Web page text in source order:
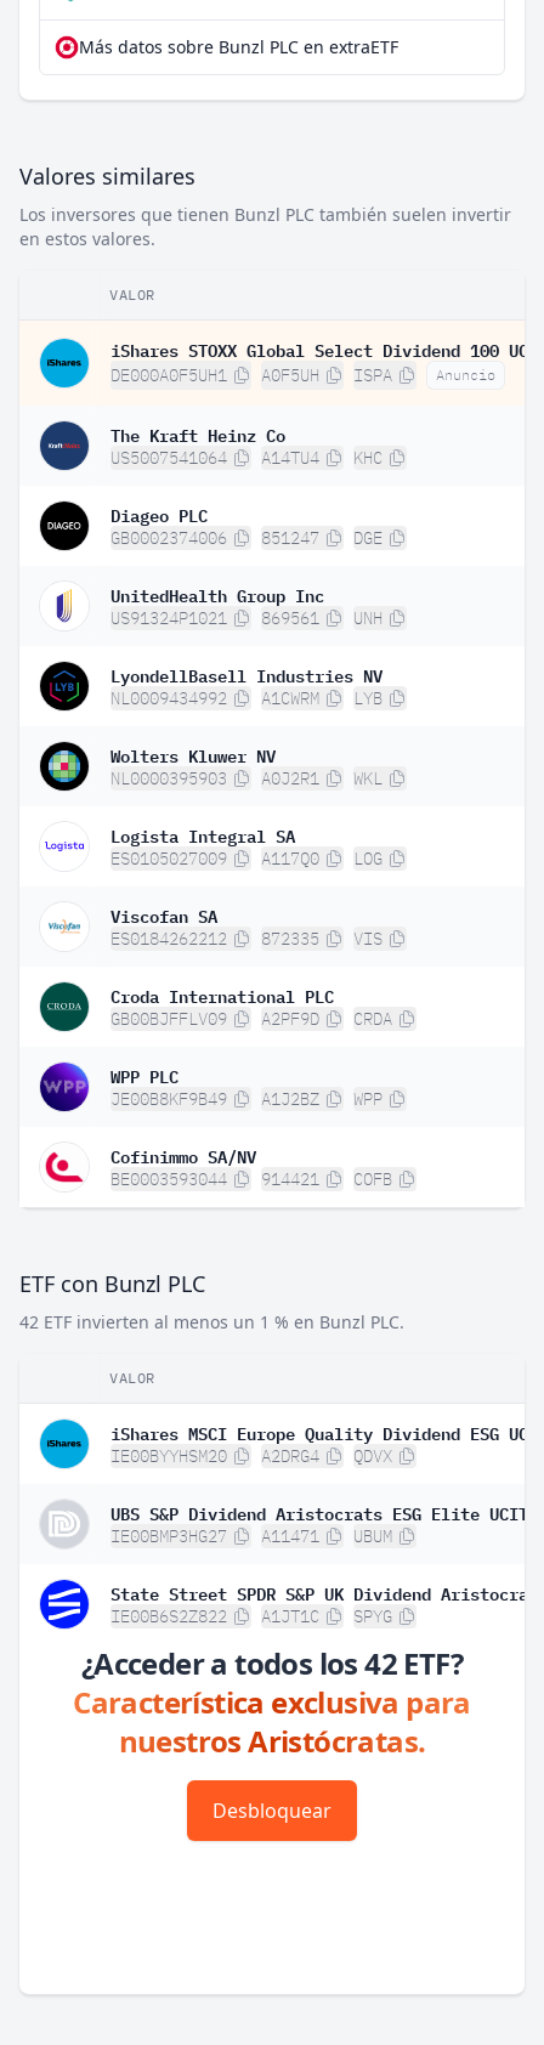
Más datos sobre Bunzl PLC en extraETF
Valores similares
Los inversores que tienen Bunzl PLC también suelen invertir
en estos valores.
VALOR
DE000A0F5UH1 A0F5UH ISPA Anuncio
The Kraft Heinz Co
US5007541064 A14TU4 KHC
Diageo PLC
GB0002374006 851247 DGE
UnitedHealth Group Inc
US91324P1021 869561 UNH
LyondellBasell Industries NV
NL0009434992 A1CWRM LYB
Wolters Kluwer NV
NL0000395903 A0J2R1 WKL
Logista Integral SA
ES0105027009 A117Q0 LOG
Viscofan SA
ES0184262212 872335 VIS
Croda International PLC
GB00BJFFLV09 A2PF9D CRDA
WPP PLC
JE00B8KF9B49 A1J2BZ WPP
Cofinimmo SA/NV
BE0003593044 914421 COFB
ETF con Bunzl PLC
42 ETF invierten al menos un 1 % en Bunzl PLC.
VALOR
IE00BYYHSM20 A2DRG4 QDVX
IE00BMP3HG27 A11471 UBUM
IE00B6S2Z822 A1JT1C SPYG
¿Acceder a todos los 42 ETF?
Característica exclusiva para
nuestros Aristócratas.
Desbloquear